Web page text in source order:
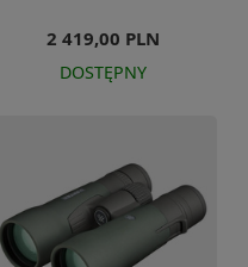
2 419,00 PLN
DOSTĘPNY